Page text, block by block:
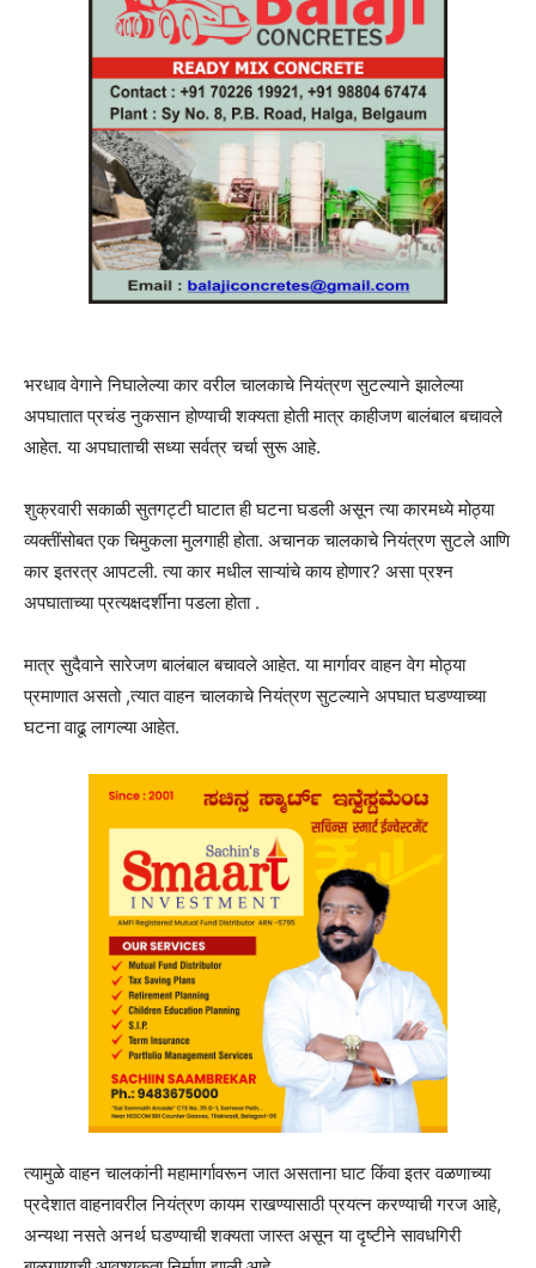
भरधाव वेगाने निघालेल्या कार वरील चालकाचे नियंत्रण सुटल्याने झालेल्या
अपघातात प्रचंड नुकसान होण्याची शक्यता होती मात्र काहीजण बालंबाल बचावले
आहेत. या अपघाताची सध्या सर्वत्र चर्चा सुरू आहे.
शुक्रवारी सकाळी सुतगट्टी घाटात ही घटना घडली असून त्या कारमध्ये मोठ्या
व्यक्तींसोबत एक चिमुकला मुलगाही होता. अचानक चालकाचे नियंत्रण सुटले आणि
कार इतरत्र आपटली. त्या कार मधील साऱ्यांचे काय होणार? असा प्रश्न
अपघाताच्या प्रत्यक्षदर्शींना पडला होता .
मात्र सुदैवाने सारेजण बालंबाल बचावले आहेत. या मार्गावर वाहन वेग मोठ्या
प्रमाणात असतो ,त्यात वाहन चालकाचे नियंत्रण सुटल्याने अपघात घडण्याच्या
घटना वाढू लागल्या आहेत.
त्यामुळे वाहन चालकांनी महामार्गावरून जात असताना घाट किंवा इतर वळणाच्या
प्रदेशात वाहनावरील नियंत्रण कायम राखण्यासाठी प्रयत्न करण्याची गरज आहे,
अन्यथा नसते अनर्थ घडण्याची शक्यता जास्त असून या दृष्टीने सावधगिरी